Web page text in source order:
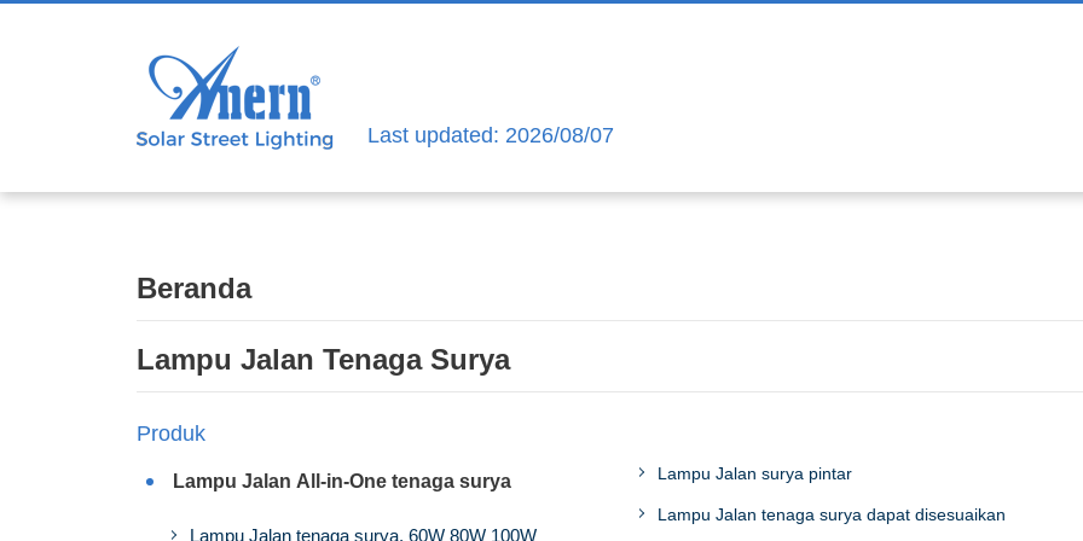
Last updated: 2026/08/07
Beranda
Lampu Jalan Tenaga Surya
Produk
Lampu Jalan All-in-One tenaga surya
Lampu Jalan tenaga surya, 60W 80W 100W
Lampu Jalan surya pintar
Lampu Jalan tenaga surya dapat disesuaikan